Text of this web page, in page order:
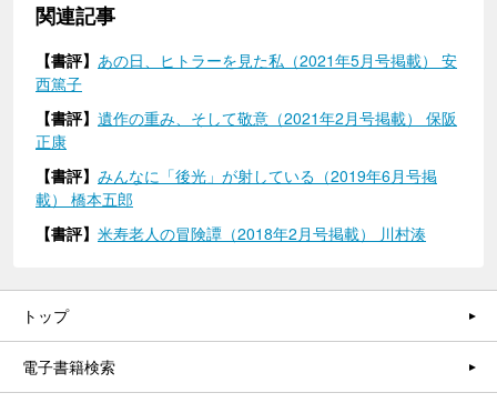
関連記事
【書評】 あの日、ヒトラーを見た私（2021年5月号掲載） 安
西篤子
【書評】 遺作の重み、そして敬意（2021年2月号掲載） 保阪
正康
【書評】 みんなに「後光」が射している（2019年6月号掲
載） 橋本五郎
【書評】 米寿老人の冒険譚（2018年2月号掲載） 川村湊
トップ
電子書籍検索